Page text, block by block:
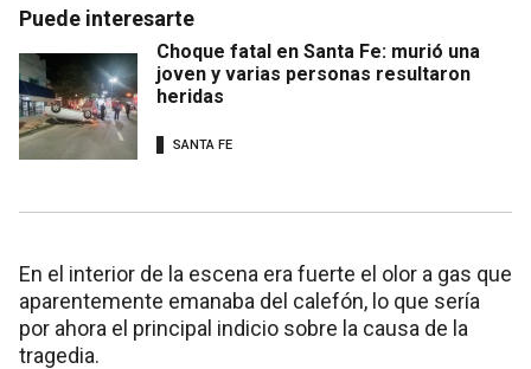
Puede interesarte
Choque fatal en Santa Fe: murió una
joven y varias personas resultaron
heridas
SANTA FE
En el interior de la escena era fuerte el olor a gas que
aparentemente emanaba del calefón, lo que sería
por ahora el principal indicio sobre la causa de la
tragedia.